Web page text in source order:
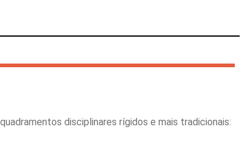
disciplinares rígidos e mais tradicionais: